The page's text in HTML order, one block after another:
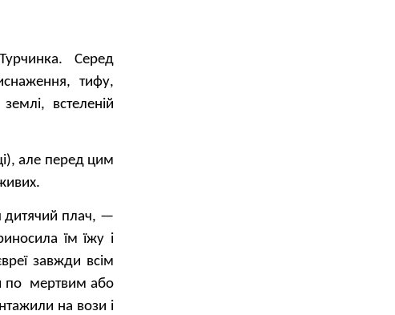
Серед
тифу,
встеленій
але перед цим
дитячий плач, —
їм їжу і
завжди всім
по мертвим або
на вози і